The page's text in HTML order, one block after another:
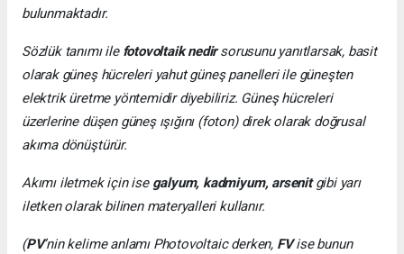
bulunmaktadır.
Sözlük tanımı ile fotovoltaik nedirsorusunu yanıtlarsak, basit
olarak güneş hücreleri yahut güneş panelleri ile güneşten
elektrik üretme yöntemidir diyebiliriz. Güneş hücreleri
üzerlerine düşen güneş ışığını (foton) direk olarak doğrusal
akıma dönüştürür.
Akımı iletmek için ise galyum, kadmiyum, arsenitgibi yarı
iletken olarak bilinen materyalleri kullanır.
(PV’nin kelime anlamı Photovoltaic derken, FVise bunun